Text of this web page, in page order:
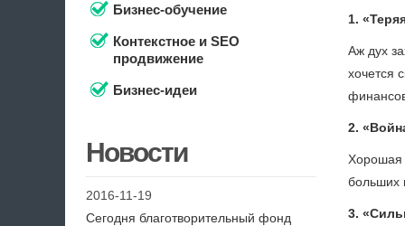
Бизнес-обучение
Контекстное и SEO
продвижение
Бизнес-идеи
Новости
2016-11-19
Сегодня благотворительный фонд
1.
Аж дух
хочется
2.
Хорошая
больших
3.